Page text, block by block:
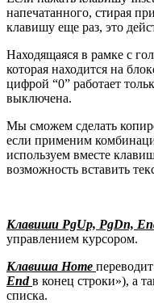
напечатанного, стирая
клавишу еще раз, это
Находящаяся в рамке с
которая находится на
цифрой “0” работает
выключена.
Мы сможем сделать
если применим
используем вместе
возможность вставить
Клавиши PgUp, PgDn,
управлением курсором.
Клавиша Home
Endв конец строки»), а
списка.